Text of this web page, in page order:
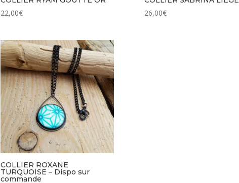
22,00€ 26,00€
COLLIER ROXANE
TURQUOISE – Dispo sur
commande